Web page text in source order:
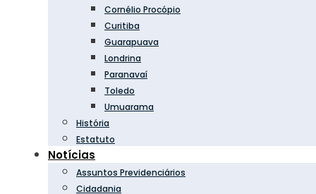
Cornélio Procópio
Curitiba
Guarapuava
Londrina
Paranavaí
Toledo
Umuarama
História
Estatuto
Notícias
Assuntos Previdenciários
Cidadania